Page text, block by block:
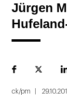
Jürgen
FacebookPlattform
ck/pm